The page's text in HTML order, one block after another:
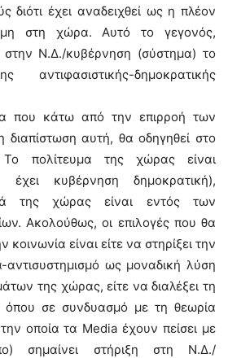
διότι έχει αναδειχθεί ως η πλέον
στη χώρα. Αυτό το γεγονός,
στην Ν.Δ./κυβέρνηση (σύστημα) το
αντιφασιστικής-δημοκρατικής
που κάτω από την επιρροή των
διαπίστωση αυτή, θα οδηγηθεί στο
πολίτευμα της χώρας είναι
έχει κυβέρνηση δημοκρατική),
της χώρας είναι εντός των
Ακολούθως, οι επιλογές που θα
κοινωνία είναι είτε να στηρίξει την
ως μοναδική λύση
της χώρας, είτε να διαλέξει τη
όπου σε συνδυασμό με τη θεωρία
οποία τα Μedia έχουν πείσει με
σημαίνει στήριξη στη Ν.Δ./